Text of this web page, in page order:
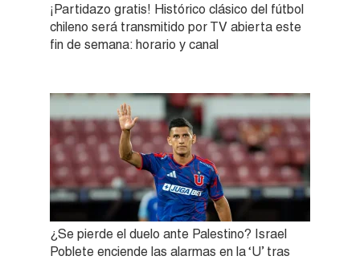
¡Partidazo gratis! Histórico clásico del fútbol
chileno será transmitido por TV abierta este
fin de semana: horario y canal
¿Se pierde el duelo ante Palestino? Israel
Poblete enciende las alarmas en la ‘U’ tras